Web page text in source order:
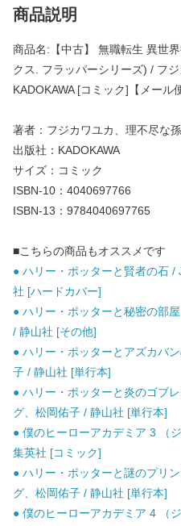
商品説明
商品名:【中古】 無職転生 異世
クス. フラッパーシリーズ) / フ
KADOKAWA [コミック]【メール
著者：フジカワユカ、理不尽な
出版社：KADOKAWA
サイズ：コミック
ISBN-10：4040697766
ISBN-13：9784040697765
■こちらの商品もオススメです
● ハリー・ポッターと賢者の石
社 [ハードカバー]
● ハリー・ポッターと秘密の部
/ 静山社 [その他]
● ハリー・ポッターとアズカバ
子 / 静山社 [単行本]
● ハリー・ポッターと炎のゴブ
グ、松岡佑子 / 静山社 [単行本]
● 僕のヒーローアカデミア 3 （
集英社 [コミック]
● ハリー・ポッターと謎のプリ
グ、松岡佑子 / 静山社 [単行本]
● 僕のヒーローアカデミア 4 （